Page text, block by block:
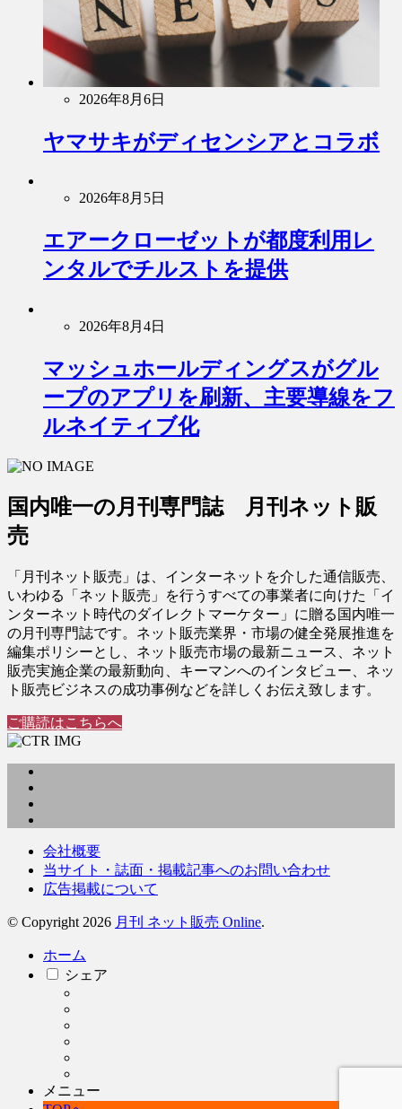
2026年8月6日
ヤマサキがディセンシアとコラボ
2026年8月5日
エアークローゼットが都度利用レ
ンタルでチルストを提供
2026年8月4日
マッシュホールディングスがグル
ープのアプリを刷新、主要導線をフ
ルネイティブ化
国内唯一の月刊専門誌 月刊ネット販
売
「月刊ネット販売」は、インターネットを介した通信販売、
いわゆる「ネット販売」を行うすべての事業者に向けた「イ
ンターネット時代のダイレクトマーケター」に贈る国内唯一
の月刊専門誌です。ネット販売業界・市場の健全発展推進を
編集ポリシーとし、ネット販売市場の最新ニュース、ネット
販売実施企業の最新動向、キーマンへのインタビュー、ネッ
ト販売ビジネスの成功事例などを詳しくお伝え致します。
ご購読はこちらへ
会社概要
当サイト・誌面・掲載記事へのお問い合わせ
広告掲載について
© Copyright 2026 月刊 ネット販売 Online.
ホーム
シェア
メニュー